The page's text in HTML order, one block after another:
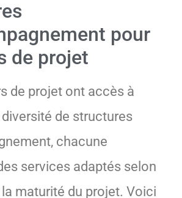
pour
de projet
de projet ont accès à
de structures
chacune
services adaptés selon
la maturité du projet. Voici